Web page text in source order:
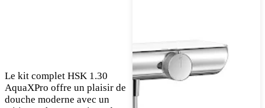
Le kit complet HSK 1.30
AquaXPro offre un plaisir de
douche moderne avec un